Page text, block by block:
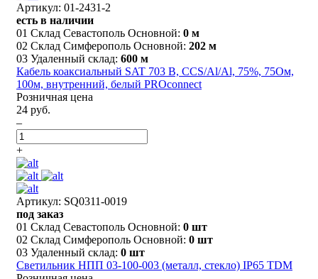
Артикул: 01-2431-2
есть в наличии
01 Склад Севастополь Основной: 0 м
02 Склад Симферополь Основной: 202 м
03 Удаленный склад: 600 м
Кабель коаксиальный SAT 703 B, CCS/Al/Al, 75%, 75Ом,
100м, внутренний, белый PROconnect
Розничная цена
24 руб.
–
+
Артикул: SQ0311-0019
под заказ
01 Склад Севастополь Основной: 0 шт
02 Склад Симферополь Основной: 0 шт
03 Удаленный склад: 0 шт
Светильник НПП 03-100-003 (металл, стекло) IP65 TDM